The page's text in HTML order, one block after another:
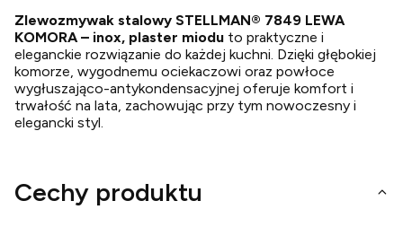
Zlewozmywak stalowy STELLMAN® 7849 LEWA
KOMORA – inox, plaster miodu to praktyczne i
eleganckie rozwiązanie do każdej kuchni. Dzięki głębokiej
komorze, wygodnemu ociekaczowi oraz powłoce
wygłuszająco-antykondensacyjnej oferuje komfort i
trwałość na lata, zachowując przy tym nowoczesny i
elegancki styl.
Cechy produktu